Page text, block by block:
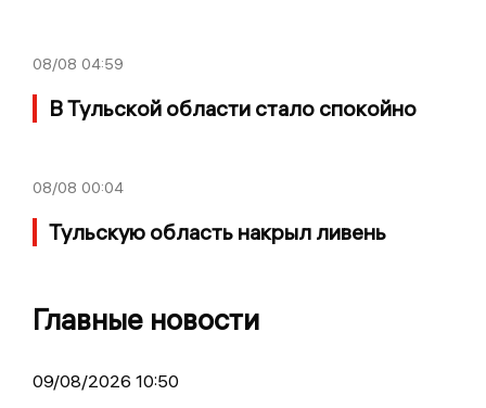
08/08 04:59
В Тульской области стало спокойно
08/08 00:04
Тульскую область накрыл ливень
Главные новости
09/08/2026 10:50